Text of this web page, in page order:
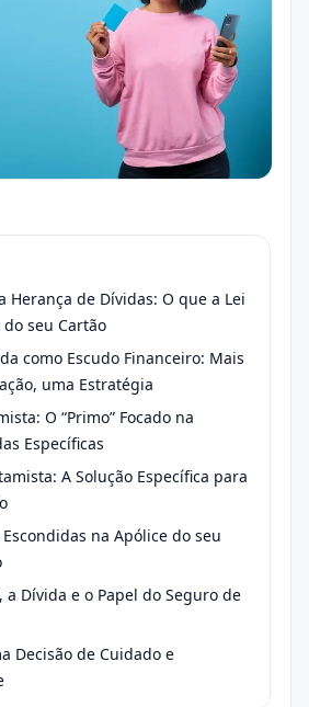
Herança de Dívidas: O que a Lei
seu Cartão
como Escudo Financeiro: Mais
uma Estratégia
O “Primo” Focado na
Específicas
A Solução Específica para
na Apólice do seu
a Dívida e o Papel do Seguro de
Decisão de Cuidado e